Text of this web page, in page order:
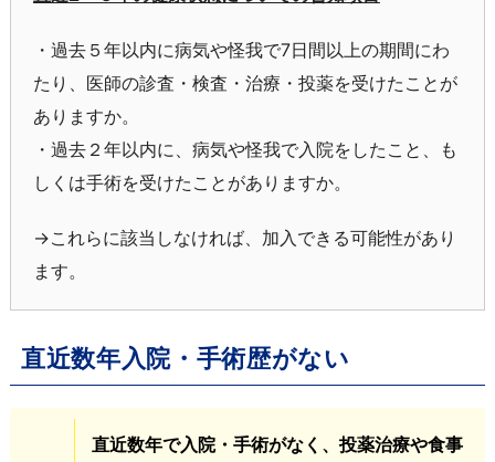
・過去５年以内に病気や怪我で7日間以上の期間にわ
たり、医師の診査・検査・治療・投薬を受けたことが
ありますか。
・過去２年以内に、病気や怪我で入院をしたこと、も
しくは手術を受けたことがありますか。
→これらに該当しなければ、加入できる可能性があり
ます。
直近数年入院・手術歴がない
直近数年で入院・手術がなく、投薬治療や食事